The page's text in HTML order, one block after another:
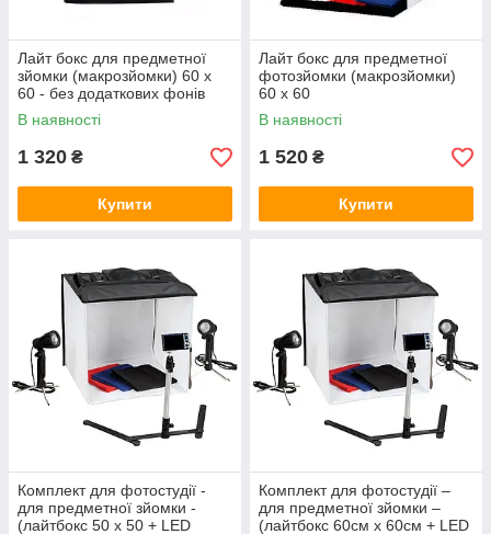
Лайт бокс для предметної
зйомки (макрозйомки) 60 х
60 - без додаткових фонів
В наявності
1 320 ₴
Купити
Лайт бокс для предметної
фотозйомки (макрозйомки)
60 х 60
В наявності
1 520 ₴
Купити
Комплект для фотостудії -
для предметної зйомки -
(лайтбокс 50 х 50 + LED
Комплект для фотостудії –
для предметної зйомки –
(лайтбокс 60см х 60см + LED